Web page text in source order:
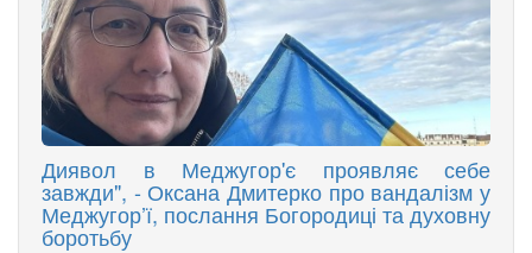
Диявол в Меджугор'є проявляє себе
завжди", - Оксана Дмитерко про вандалізм у
Меджугор’ї, послання Богородиці та духовну
боротьбу